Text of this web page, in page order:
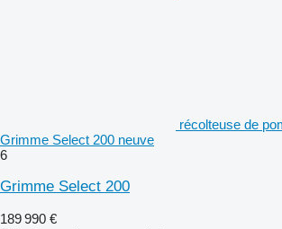
récolteuse de
Grimme Select 200 neuve
6
Grimme Select 200
189 990 €